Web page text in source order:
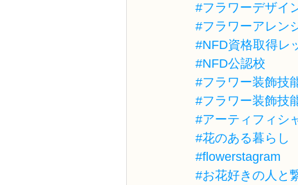
#フラワーデザイ
#フラワーアレン
#NFD資格取得レ
#NFD公認校
#フラワー装飾技
#フラワー装飾技
#アーティフィシ
#花のある暮らし
#flowerstagram
#お花好きの人と